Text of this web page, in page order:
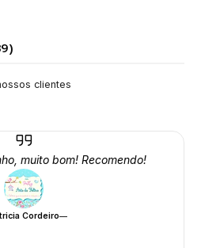
clientes
muito bom! Recomendo!
Cordeiro